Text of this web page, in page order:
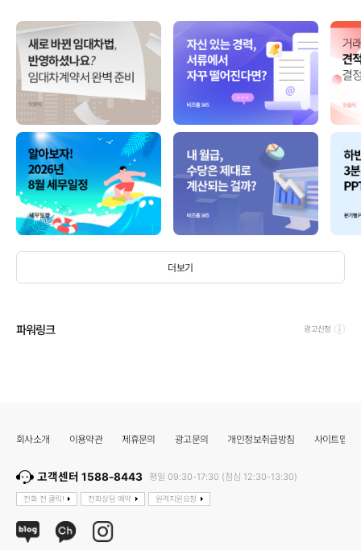
더보기
파워링크 광고신청
회사소개 이용약관 제휴문의 광고문의 개인정보취급방침 사이트맵
고객센터 1588-8443 평일 09:30-17:30 (점심 12:30-13:30)
전화 전 클릭! 전화상담 예약 원격지원요청